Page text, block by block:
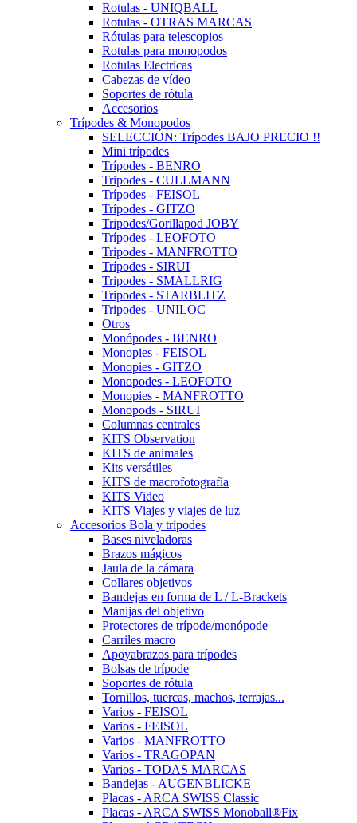
Rotulas - UNIQBALL
Rotulas - OTRAS MARCAS
Rótulas para telescopios
Rotulas para monopodos
Rotulas Electricas
Cabezas de vídeo
Soportes de rótula
Accesorios
Trípodes & Monopodos
SELECCIÓN: Trípodes BAJO PRECIO !!
Mini trípodes
Trípodes - BENRO
Tripodes - CULLMANN
Trípodes - FEISOL
Trípodes - GITZO
Tripodes/Gorillapod JOBY
Trípodes - LEOFOTO
Tripodes - MANFROTTO
Trípodes - SIRUI
Tripodes - SMALLRIG
Tripodes - STARBLITZ
Tripodes - UNILOC
Otros
Monópodes - BENRO
Monopies - FEISOL
Monopies - GITZO
Monopodes - LEOFOTO
Monopies - MANFROTTO
Monopods - SIRUI
Columnas centrales
KITS Observation
KITS de animales
Kits versátiles
KITS de macrofotografía
KITS Video
KITS Viajes y viajes de luz
Accesorios Bola y trípodes
Bases niveladoras
Brazos mágicos
Jaula de la cámara
Collares objetivos
Bandejas en forma de L / L-Brackets
Manijas del objetivo
Protectores de trípode/monópode
Carriles macro
Apoyabrazos para trípodes
Bolsas de trípode
Soportes de rótula
Tornillos, tuercas, machos, terrajas...
Varios - FEISOL
Varios - FEISOL
Varios - MANFROTTO
Varios - TRAGOPAN
Varios - TODAS MARCAS
Bandejas - AUGENBLICKE
Placas - ARCA SWISS Classic
Placas - ARCA SWISS Monoball®Fix